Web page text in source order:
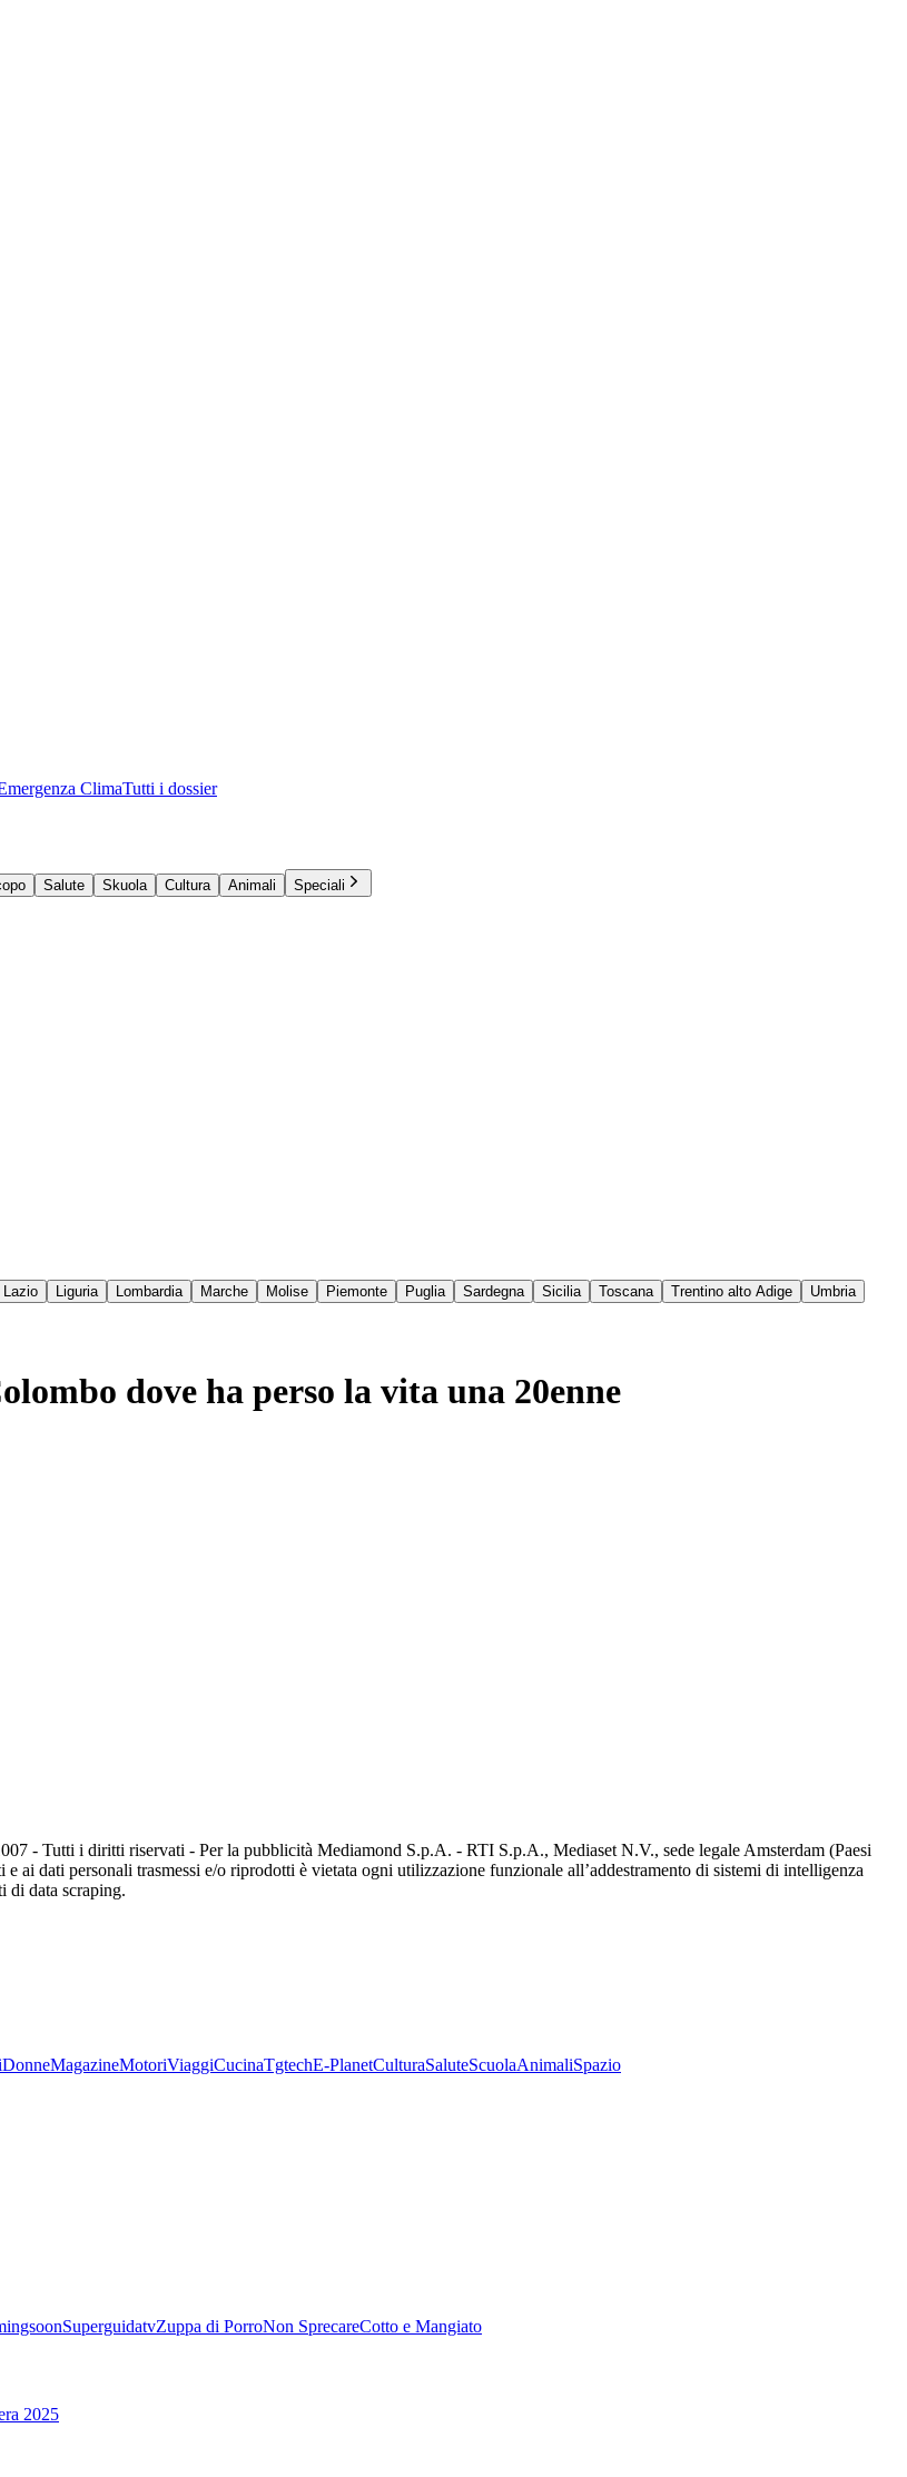
ClimaTutti i dossier
Salute Skuola Cultura Animali
Speciali
Lazio Liguria Lombardia Marche Molise Piemonte Puglia Sardegna Sicilia Toscana Trentino alto Adige
Umbria
dove ha perso la vita una 20enne
- Tutti i diritti riservati - Per la pubblicità Mediamond S.p.A. - RTI S.p.A., Mediaset N.V., sede legale Amsterdam (Paesi
e ai dati personali trasmessi e/o riprodotti è vietata ogni utilizzazione funzionale all’addestramento di sistemi di intelligenza
di data scraping.
DonneMagazineMotoriViaggiCucinaTgtechE-PlanetCulturaSaluteScuolaAnimaliSpazio
SuperguidatvZuppa di PorroNon SprecareCotto e Mangiato
2025